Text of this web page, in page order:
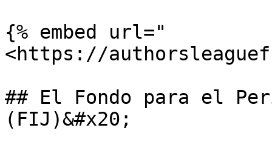
{% embed url="
<https://
## El Fondo para el
(FIJ)&#x20;